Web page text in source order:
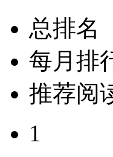
总排名
每月排
推荐阅
1